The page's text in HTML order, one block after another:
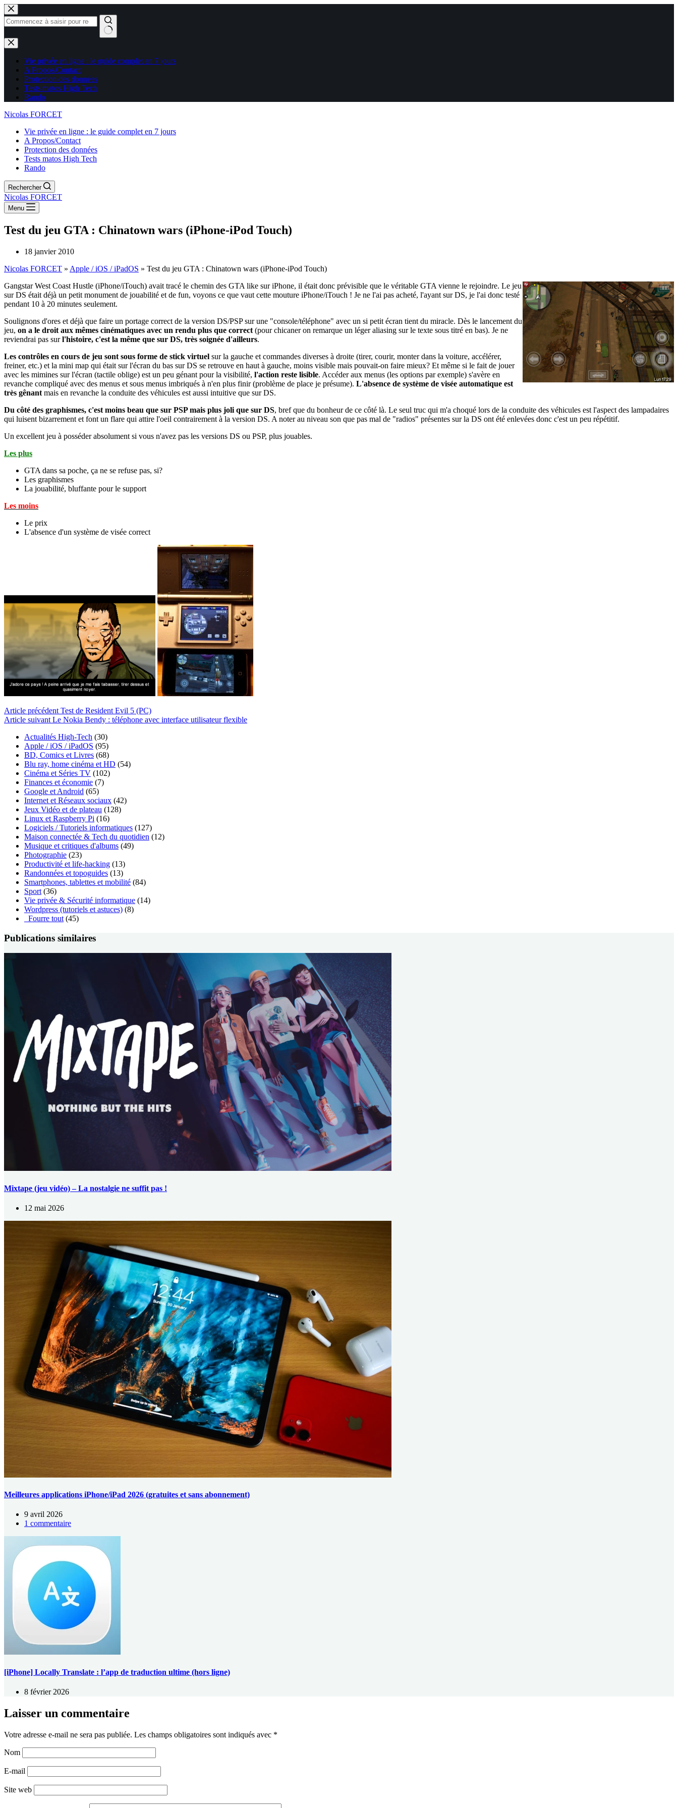
Aucun
résultat
Vie privée en ligne : le guide complet en 7 jours
A Propos/Contact
Protection des données
Tests matos High Tech
Rando
Nicolas FORCET
Vie privée en ligne : le guide complet en 7 jours
A Propos/Contact
Protection des données
Tests matos High Tech
Rando
Rechercher
Nicolas FORCET
Menu
Test du jeu GTA : Chinatown wars (iPhone-iPod Touch)
18 janvier 2010
Nicolas FORCET » Apple / iOS / iPadOS » Test du jeu GTA : Chinatown wars (iPhone-iPod Touch)
Gangstar West Coast Hustle (iPhone/iTouch) avait tracé le chemin des GTA like sur iPhone, il était donc prévisible que le véritable GTA vienne le rejoindre. Le jeu
sur DS était déjà un petit monument de jouabilité et de fun, voyons ce que vaut cette mouture iPhone/iTouch ! Je ne l'ai pas acheté, l'ayant sur DS, je l'ai donc testé
pendant 10 à 20 minutes seulement.
Soulignons d'ores et déjà que faire un portage correct de la version DS/PSP sur une "console/téléphone" avec un si petit écran tient du miracle. Dès le lancement du
jeu, on a le droit aux mêmes cinématiques avec un rendu plus que correct (pour chicaner on remarque un léger aliasing sur le texte sous titré en bas). Je ne
reviendrai pas surl'histoire, c'est la même que sur DS, très soignée d'ailleurs.
Les contrôles en cours de jeu sont sous forme de stick virtuel sur la gauche et commandes diverses à droite (tirer, courir, monter dans la voiture, accélérer,
freiner, etc.) et la mini map qui était sur l'écran du bas sur DS se retrouve en haut à gauche, moins visible mais pouvait-on faire mieux? Et même si le fait de jouer
avec les mimines sur l'écran (tactile oblige) est un peu génant pour la visibilité, l'action reste lisible. Accéder aux menus (les options par exemple) s'avère en
revanche compliqué avec des menus et sous menus imbriqués à n'en plus finir (problème de place je présume). L'absence de système de visée automatique est
très gênant mais en revanche la conduite des véhicules est aussi intuitive que sur DS.
Du côté des graphismes, c'est moins beau que sur PSP mais plus joli que sur DS, bref que du bonheur de ce côté là. Le seul truc qui m'a choqué lors de la conduite des véhicules est l'aspect des lampadaires
qui luisent bizarrement et font un flare qui attire l'oeil contrairement à la version DS. A noter au niveau son que pas mal de "radios" présentes sur la DS ont été enlevées donc c'est un peu répétitif.
Un excellent jeu à posséder absolument si vous n'avez pas les versions DS ou PSP, plus jouables.
Les plus
GTA dans sa poche, ça ne se refuse pas, si?
Les graphismes
La jouabilité, bluffante pour le support
Les moins
Le prix
L'absence d'un système de visée correct
Article précédent Test de Resident Evil 5 (PC)
Article suivant Le Nokia Bendy : téléphone avec interface utilisateur flexible
Actualités High-Tech (30)
Apple / iOS / iPadOS (95)
BD, Comics et Livres (68)
Blu ray, home cinéma et HD (54)
Cinéma et Séries TV (102)
Finances et économie (7)
Google et Android (65)
Internet et Réseaux sociaux (42)
Jeux Vidéo et de plateau (128)
Linux et Raspberry Pi (16)
Logiciels / Tutoriels informatiques (127)
Maison connectée & Tech du quotidien (12)
Musique et critiques d'albums (49)
Photographie (23)
Productivité et life-hacking (13)
Randonnées et topoguides (13)
Smartphones, tablettes et mobilité (84)
Sport (36)
Vie privée & Sécurité informatique (14)
Wordpress (tutoriels et astuces) (8)
_Fourre tout (45)
Publications similaires
Mixtape (jeu vidéo) – La nostalgie ne suffit pas !
12 mai 2026
Meilleures applications iPhone/iPad 2026 (gratuites et sans abonnement)
9 avril 2026
1 commentaire
[iPhone] Locally Translate : l’app de traduction ultime (hors ligne)
8 février 2026
Laisser un commentaire
Votre adresse e-mail ne sera pas publiée. Les champs obligatoires sont indiqués avec *
Nom
E-mail
Site web